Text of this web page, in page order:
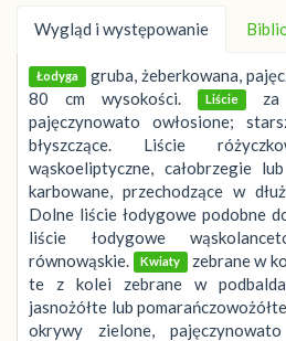
Wygląd i występowanie
Łodyga gruba, żeberkowana,
80 cm wysokości.
Liście za
pajęczynowato owłosione;
błyszczące. Liście
wąskoeliptyczne, całobrzegie
karbowane, przechodzące w
Dolne liście łodygowe podobne
liście łodygowe
równowąskie.
Kwiaty
zebrane w
te z kolei zebrane w
jasnożółte lub
okrywy zielone,